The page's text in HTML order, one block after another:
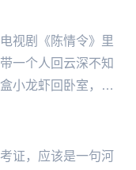
视剧《陈情令》里
一个人回云深不知
小龙虾回卧室，带
证，应该是一句河